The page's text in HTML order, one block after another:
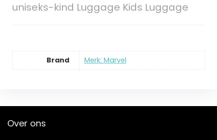
uniseks-kind Luggage Kids Luggage
Brand Merk: Marvel
Over ons